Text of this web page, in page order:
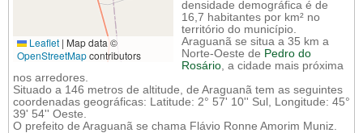
Leaflet | Map data ©
OpenStreetMapcontributors
densidade demográfica é de
16,7 habitantes por km² no
território do município.
Araguanã se situa a 35 km a
Norte-Oeste de Pedro do
Rosário, a cidade mais próxima
nos arredores.
Situado a 146 metros de altitude, de Araguanã tem as seguintes
coordenadas geográficas: Latitude: 2° 57' 10'' Sul, Longitude: 45°
39' 54'' Oeste.
O prefeito de Araguanã se chama Flávio Ronne Amorim Muniz.